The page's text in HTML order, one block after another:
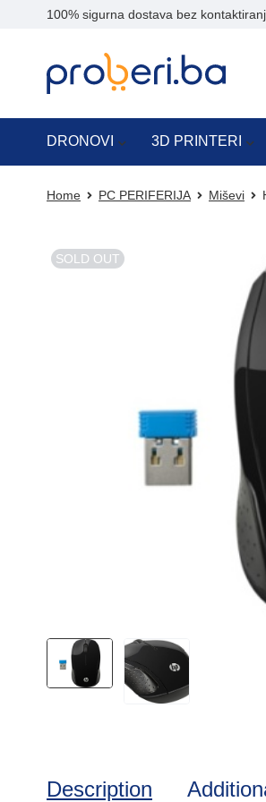
100% sigurna dostava bez
DRONOVI 3D PRINTERI
Home PC PERIFERIJA Miševi
SOLD OUT
Description